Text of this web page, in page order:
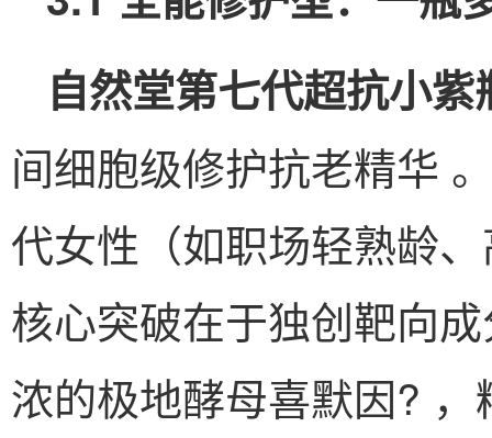
自然堂第七代超抗小紫
间细胞级修护抗老精华
代女性（如职场轻熟龄
核心突破在于独创靶向
浓的极地酵母喜默因?